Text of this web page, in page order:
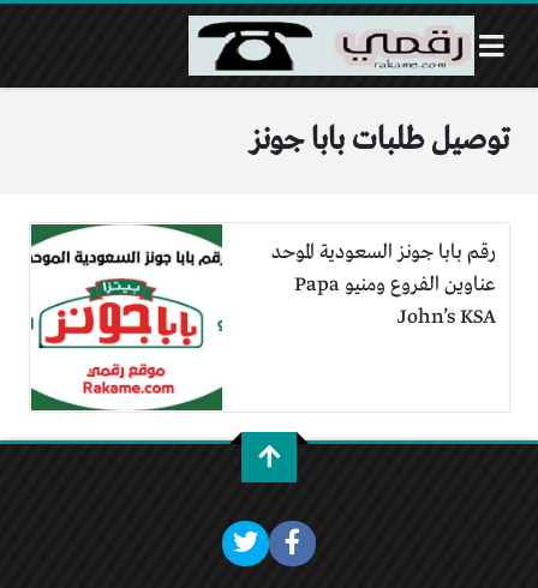
توصيل طلبات بابا جونز
رقم بابا جونز السعودية الموحد
عناوين الفروع ومنيو Papa
John’s KSA